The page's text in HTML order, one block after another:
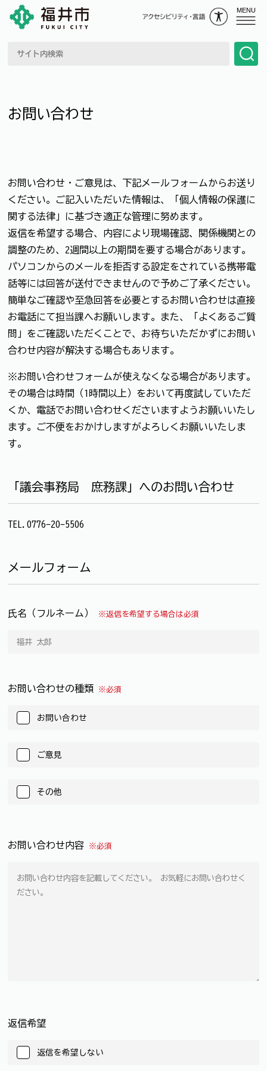
MENU
お問い合わせ
お問い合わせ・ご意見は、下記メールフォームからお送り
ください。ご記入いただいた情報は、「個人情報の保護に
関する法律」に基づき適正な管理に努めます。
返信を希望する場合、内容により現場確認、関係機関との
調整のため、2週間以上の期間を要する場合があります。
パソコンからのメールを拒否する設定をされている携帯電
話等には回答が送付できませんので予めご了承ください。
簡単なご確認や至急回答を必要とするお問い合わせは直接
お電話にて担当課へお願いします。また、「よくあるご質
問」をご確認いただくことで、お待ちいただかずにお問い
合わせ内容が解決する場合もあります。
※お問い合わせフォームが使えなくなる場合があります。
その場合は時間（1時間以上）をおいて再度試していただ
くか、電話でお問い合わせくださいますようお願いいたし
ます。ご不便をおかけしますがよろしくお願いいたしま
す。
「議会事務局 庶務課」へのお問い合わせ
TEL.0776-20-5506
メールフォーム
氏名（フルネーム） ※返信を希望する場合は必須
お問い合わせの種類 ※必須
お問い合わせ
ご意見
その他
お問い合わせ内容 ※必須
返信希望
返信を希望しない